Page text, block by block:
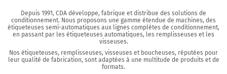
Depuis 1991, CDA développe, fabrique et distribue des solutions de
conditionnement. Nous proposons une gamme étendue de machines, des
étiqueteuses semi-automatiques aux lignes complètes de conditionnement,
en passant par les étiqueteuses automatiques, les remplisseuses et les
visseuses.
Nos étiqueteuses, remplisseuses, visseuses et boucheuses, réputées pour
leur qualité de fabrication, sont adaptées à une multitude de produits et de
formats.